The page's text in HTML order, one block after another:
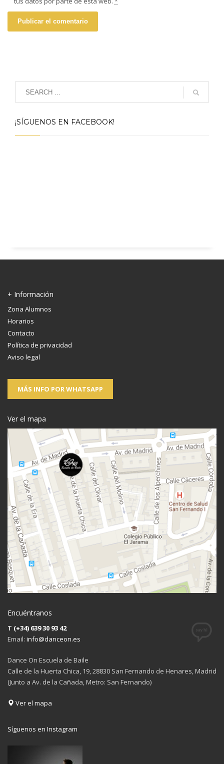
¡SÍGUENOS EN FACEBOOK!
+ Información
Zona Alumnos
Horarios
Contacto
Política de privacidad
Aviso legal
MÁS INFO POR WHATSAPP
Ver el mapa
Encuéntranos
T (+34) 639 30 93 42
Email: info@danceon.es
Dance On Escuela de Baile
Calle de la Huerta Chica, 19, 28830 San Fernando de Henares, Madrid
(Junto a Av. de la Cañada, Metro: San Fernando)
Ver el mapa
Síguenos en Instagram